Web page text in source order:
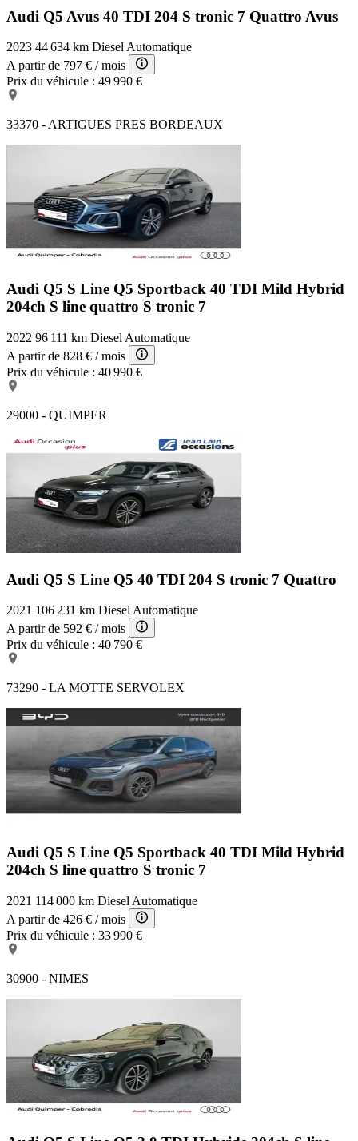
Audi Q5 Avus 40 TDI 204 S tronic 7 Quattro Avus
2023 44 634 km DieselAutomatique
A partir de 797 € / mois
Prix du véhicule : 49 990 €
33370 - ARTIGUES PRES BORDEAUX
Audi Q5 S Line Q5 Sportback 40 TDI Mild Hybrid
204ch S line quattro S tronic 7
2022 96 111 km Diesel Automatique
A partir de 828 € / mois
Prix du véhicule : 40 990 €
29000 - QUIMPER
Audi Q5 S Line Q5 40 TDI 204 S tronic 7 Quattro
2021 106 231 km Diesel Automatique
A partir de 592 € / mois
Prix du véhicule : 40 790 €
73290 - LA MOTTE SERVOLEX
Audi Q5 S Line Q5 Sportback 40 TDI Mild Hybrid
204ch S line quattro S tronic 7
2021 114 000 km Diesel Automatique
A partir de 426 € / mois
Prix du véhicule : 33 990 €
30900 - NIMES